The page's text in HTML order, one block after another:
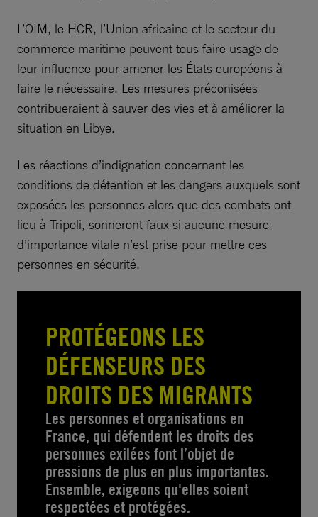
L’OIM, le HCR, l’Union africaine et le secteur du
commerce maritime peuvent tous faire usage de
leur influence pour amener les États européens à
faire le nécessaire. Les mesures préconisées
contribueraient à sauver des vies et à améliorer la
situation en Libye.
Les réactions d’indignation concernant les
conditions de détention et les dangers auxquels sont
exposées les personnes alors que des combats ont
lieu à Tripoli, sonneront faux si aucune mesure
d’importance vitale n’est prise pour mettre ces
personnes en sécurité.
PROTÉGEONS LES
DÉFENSEURS DES
DROITS DES MIGRANTS
Les personnes et organisations en
France, qui défendent les droits des
personnes exilées font l’objet de
pressions de plus en plus importantes.
Ensemble, exigeons qu'elles soient
respectées et protégées.